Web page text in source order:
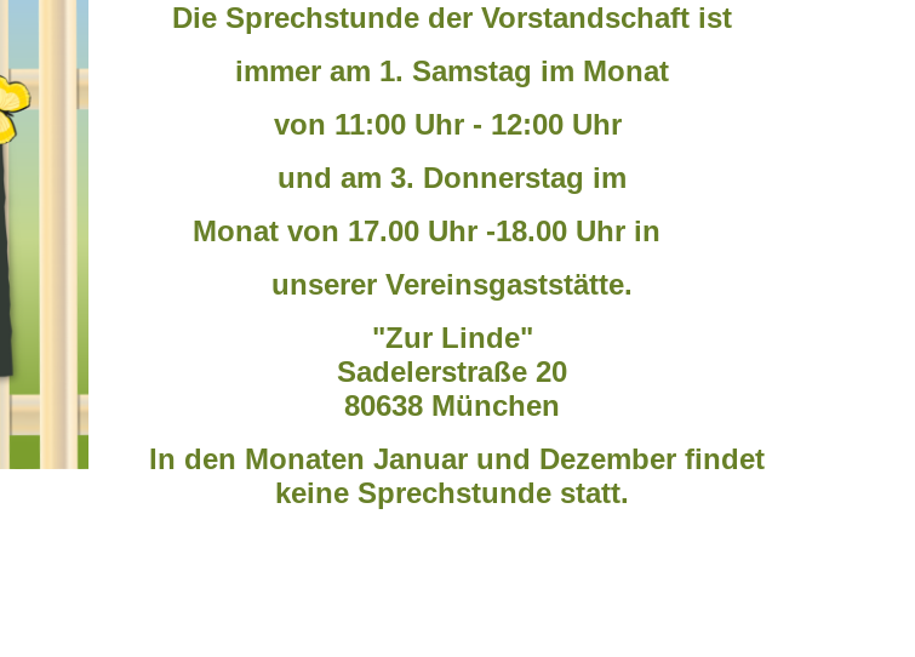
Die Sprechstunde der Vorstandschaft ist
immer am 1. Samstag im Monat
von 11:00 Uhr - 12:00 Uhr
und am 3. Donnerstag im
Monat von 17.00 Uhr -18.00 Uhr in
unserer Vereinsgaststätte.
"Zur Linde"
Sadelerstraße 20
80638 München
In den Monaten Januar und Dezember findet
keine Sprechstunde statt.